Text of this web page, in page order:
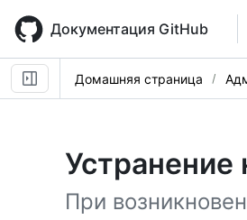
main
content
Документация GitHub
Домашняя страница
Устранение
При